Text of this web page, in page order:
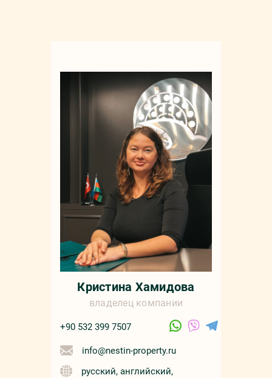
Кристина Хамидова
владелец компании
+90 532 399 7507
info@nestin-property.ru
русский, английский,